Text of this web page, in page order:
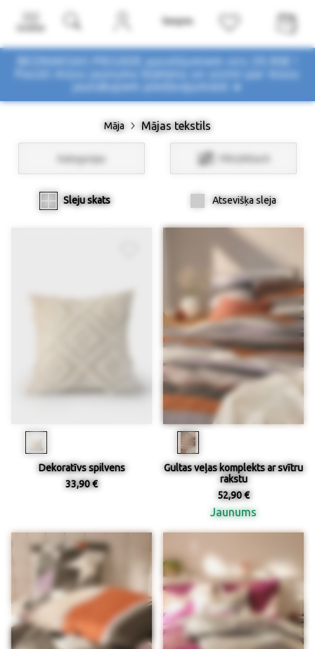
BEZMAKSAS PIEGĀDE pasūtījumiem virs 29,90€ !
Pasūti mūsu jaunumu biļetenu un uzzini par mūsu
Māja Mājas tekstils
Kategorijas Filtri/Atlasīt
Sleju skats Atsevišķa sleja
Dekoratīvs spilvens
33,90 €
Gultas veļas komplekts ar svītru
rakstu
52,90 €
Jaunums